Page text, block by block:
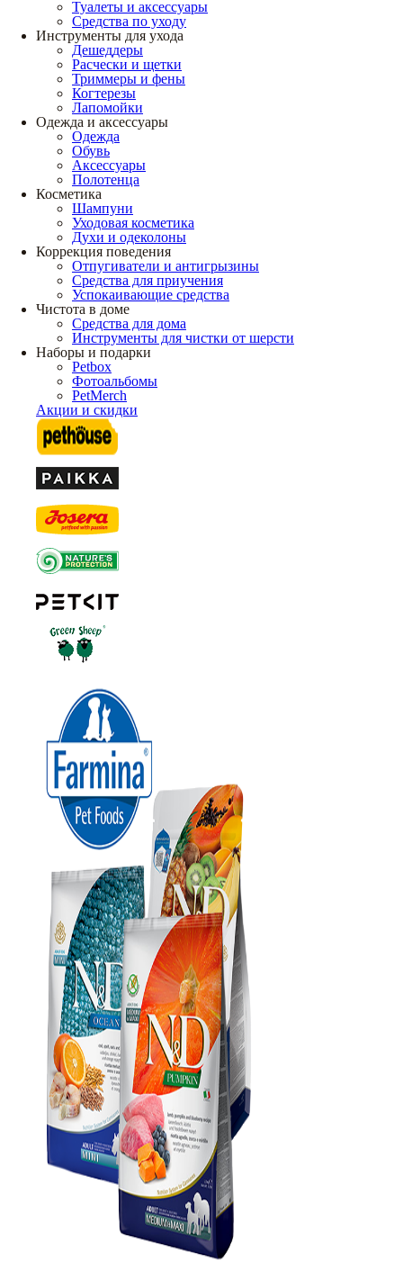
Туалеты и аксессуары
Средства по уходу
Инструменты для ухода
Дешеддеры
Расчески и щетки
Триммеры и фены
Когтерезы
Лапомойки
Одежда и аксессуары
Одежда
Обувь
Аксессуары
Полотенца
Косметика
Шампуни
Уходовая косметика
Духи и одеколоны
Коррекция поведения
Отпугиватели и антигрызины
Средства для приучения
Успокаивающие средства
Чистота в доме
Средства для дома
Инструменты для чистки от шерсти
Наборы и подарки
Petbox
Фотоальбомы
PetMerch
Акции и скидки